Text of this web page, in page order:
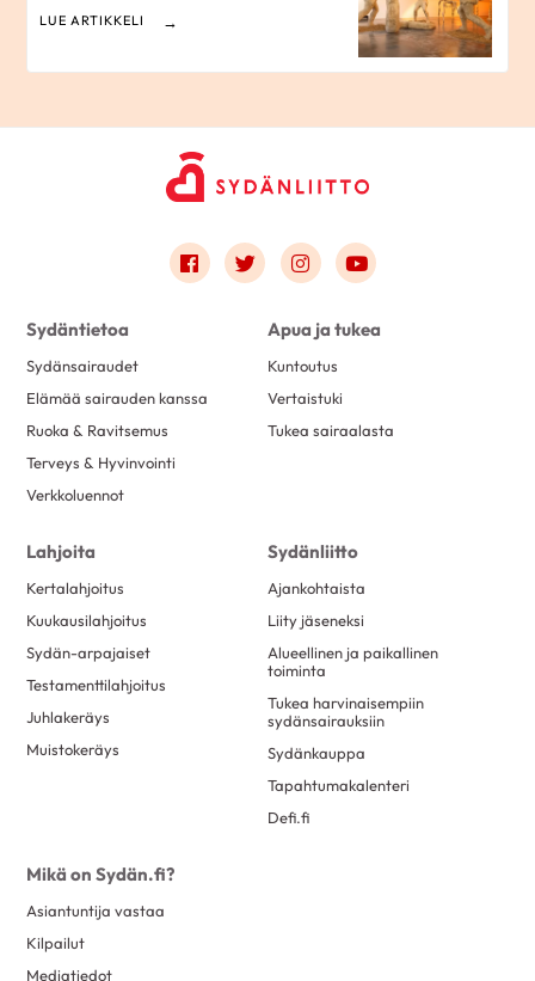
LUE ARTIKKELI
Link to facebook
Link to twitter
Link to instagram
Link to youtube
Sydäntietoa
Sydänsairaudet
Elämää sairauden kanssa
Ruoka & Ravitsemus
Terveys & Hyvinvointi
Verkkoluennot
Apua ja tukea
Kuntoutus
Vertaistuki
Tukea sairaalasta
Lahjoita
Kertalahjoitus
Kuukausilahjoitus
Sydän-arpajaiset
Testamenttilahjoitus
Juhlakeräys
Muistokeräys
Sydänliitto
Ajankohtaista
Liity jäseneksi
Alueellinen ja paikallinen
toiminta
Tukea harvinaisempiin
sydänsairauksiin
Sydänkauppa
Tapahtumakalenteri
Defi.fi
Mikä on Sydän.fi?
Asiantuntija vastaa
Kilpailut
Mediatiedot